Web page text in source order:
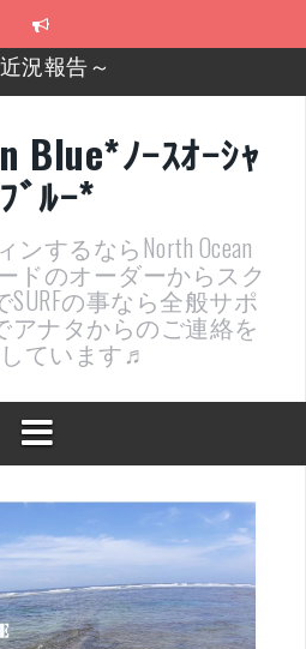
明けました〜
況報告ww
ターーーー！！！
部予選・検定開催決定！
近況報告～
Blue*ﾉｰｽｵｰｼｬ
ﾞﾙｰ*
するならNorth Ocean
ドのオーダーからスク
の事なら全般サポ
ナタからのご連絡を
ています♬